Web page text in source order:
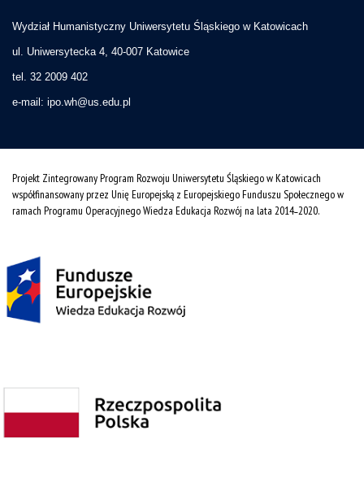
Wydział Humanistyczny Uniwersytetu Śląskiego w Katowicach
ul. Uniwersytecka 4, 40-007 Katowice
tel. 32 2009 402
e-mail: ipo.wh@us.edu.pl
Projekt Zintegrowany Program Rozwoju Uniwersytetu Śląskiego w Katowicach
współfinansowany przez Unię Europejską z Europejskiego Funduszu Społecznego w
ramach Programu Operacyjnego Wiedza Edukacja Rozwój na lata 2014˗2020.